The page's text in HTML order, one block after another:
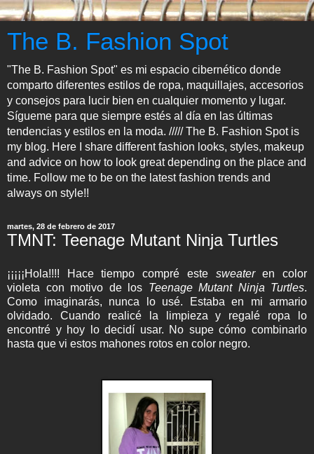
The B. Fashion Spot
"The B. Fashion Spot" es mi espacio cibernético donde
comparto diferentes estilos de ropa, maquillajes, accesorios
y consejos para lucir bien en cualquier momento y lugar.
Sígueme para que siempre estés al día en las últimas
tendencias y estilos en la moda. ///// The B. Fashion Spot is
my blog. Here I share different fashion looks, styles, makeup
and advice on how to look great depending on the place and
time. Follow me to be on the latest fashion trends and
always on style!!
martes, 28 de febrero de 2017
TMNT: Teenage Mutant Ninja Turtles
¡¡¡¡¡Hola!!!! Hace tiempo compré este sweateren color
violeta con motivo de los Teenage Mutant Ninja Turtles.
Como imaginarás, nunca lo usé. Estaba en mi armario
olvidado. Cuando realicé la limpieza y regalé ropa lo
encontré y hoy lo decidí usar. No supe cómo combinarlo
hasta que vi estos mahones rotos en color negro.